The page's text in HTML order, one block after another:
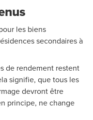
les biens
secondaires à
de rendement restent
signifie, que tous les
devront être
principe, ne change